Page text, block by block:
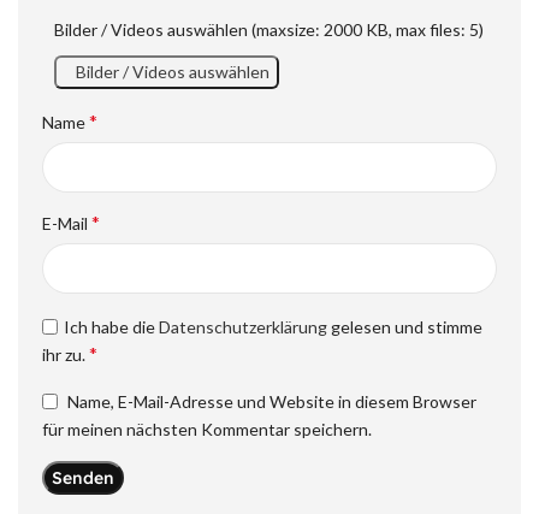
Bilder / Videos auswählen (maxsize: 2000 KB, max files: 5)
Bilder / Videos auswählen
Name*
E-Mail *
Ich habe dieDatenschutzerklärung gelesen und stimme
ihr zu.*
Name, E-Mail-Adresse und Website in diesem Browser
für meinen nächsten Kommentar speichern.